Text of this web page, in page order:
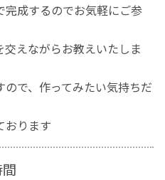
成するのでお気軽にご参
えながらお教えいたしま
で、作ってみたい気持ちだ
おります